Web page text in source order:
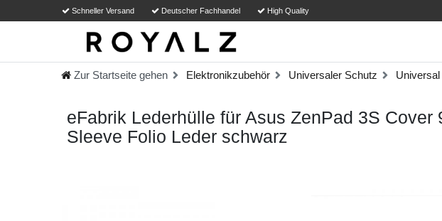
Schneller Versand Deutscher Fachhandel High Quality
Zur Startseite gehen Elektronikzubehör Universaler Schutz Universal
eFabrik Lederhülle für Asus ZenPad 3S
Sleeve Folio Leder schwarz